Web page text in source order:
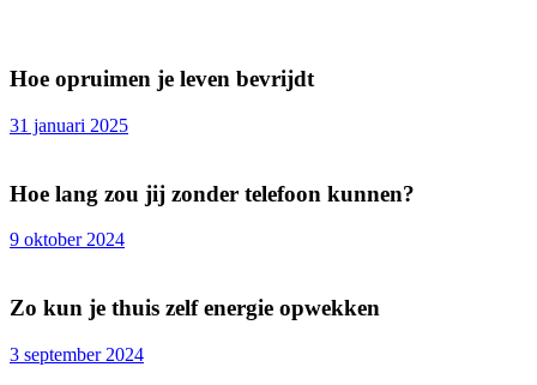
Hoe opruimen je leven bevrijdt
31 januari 2025
Hoe lang zou jij zonder telefoon kunnen?
9 oktober 2024
Zo kun je thuis zelf energie opwekken
3 september 2024